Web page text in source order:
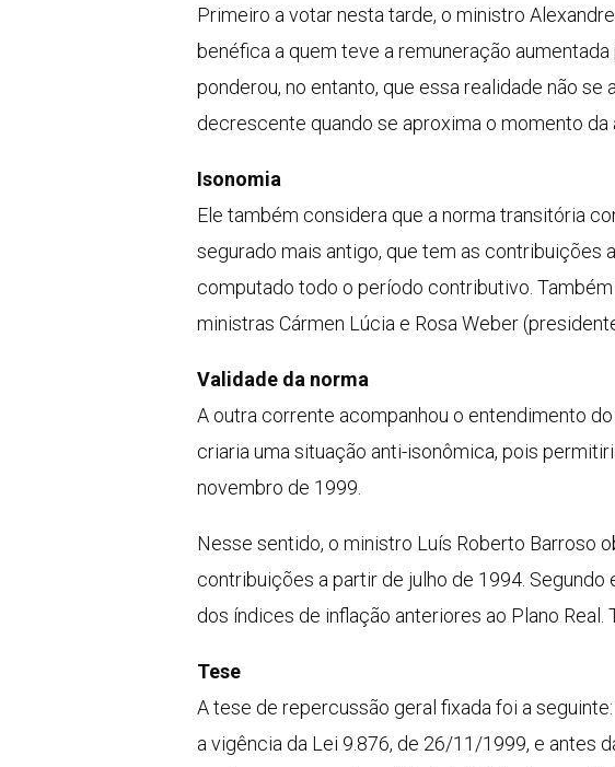
Primeiro a votar nesta tarde, o ministro
benéfica a quem teve a remuneração
ponderou, no entanto, que essa realidade não
decrescente quando se aproxima o momento da
Isonomia
Ele também considera que a norma transitória
segurado mais antigo, que tem as contribuições
computado todo o período contributivo.
ministras Cármen Lúcia e Rosa Weber
Validade da norma
A outra corrente acompanhou o entendimento
criaria uma situação anti-isonômica, pois
novembro de 1999.
Nesse sentido, o ministro Luís Roberto Barroso
contribuições a partir de julho de 1994.
dos índices de inflação anteriores ao Plano
Tese
A tese de repercussão geral fixada foi a
a vigência da Lei 9.876, de 26/11/1999, e antes